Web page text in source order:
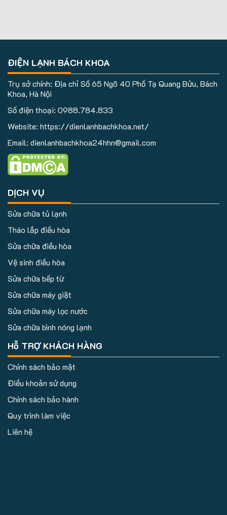
ĐIỆN LẠNH BÁCH KHOA
Trụ sở chính: Địa chỉ Số 65 Ngõ 40 Phố Tạ Quang Bửu, Bách
Khoa, Hà Nội
Số điện thoại: 0988.784.833
Website: https://dienlanhbachkhoa.net/
Email: dienlanhbachkhoa24hhn@gmail.com
DỊCH VỤ
Sửa chữa tủ lạnh
Tháo lắp điều hòa
Sửa chữa điều hòa
Vệ sinh điều hòa
Sửa chữa bếp từ
Sửa chữa máy giặt
Sửa chữa máy lọc nước
Sửa chữa bình nóng lạnh
Hỗ TRỢ KHÁCH HÀNG
Chính sách bảo mật
Điều khoản sử dụng
Chính sách bảo hành
Quy trình làm việc
Liên hệ